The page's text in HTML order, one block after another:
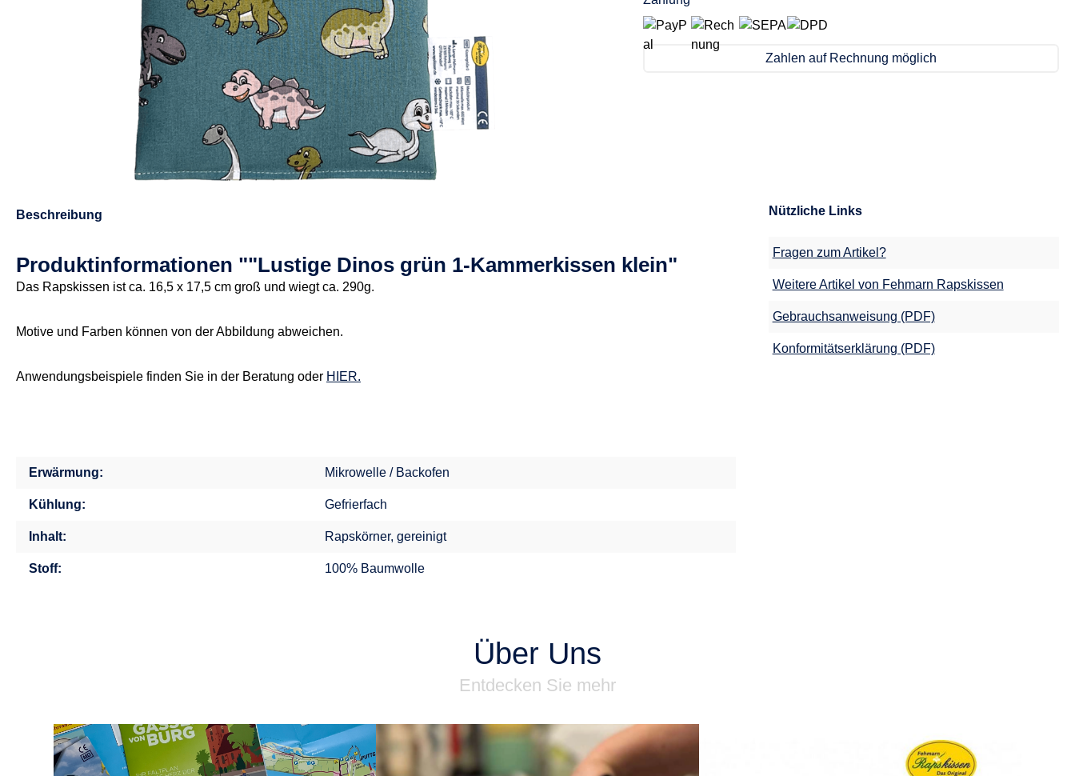
Zahlen auf Rechnung möglich
Beschreibung
Produktinformationen ""Lustige Dinos grün 1-Kammerkissen klein"
Das Rapskissen ist ca. 16,5 x 17,5 cm groß und wiegt ca. 290g.
Motive und Farben können von der Abbildung abweichen.
Anwendungsbeispiele finden Sie in der Beratung oder HIER.
Erwärmung: Mikrowelle / Backofen
Kühlung: Gefrierfach
Inhalt: Rapskörner, gereinigt
Stoff: 100% Baumwolle
Nützliche Links
Fragen zum Artikel?
Weitere Artikel von Fehmarn Rapskissen
Gebrauchsanweisung (PDF)
Konformitätserklärung (PDF)
Über Uns
Entdecken Sie mehr